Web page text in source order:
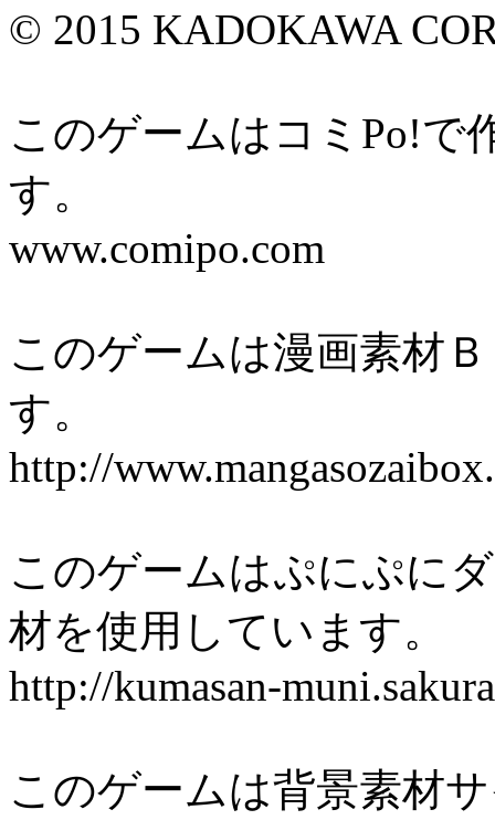
© 2015 KADOKAWA
このゲームはコミPo!で
す。
www.comipo.com
このゲームは漫画素材
す。
http://
このゲームはぷにぷに
材を使用しています。
http://kumasan-
このゲームは背景素材